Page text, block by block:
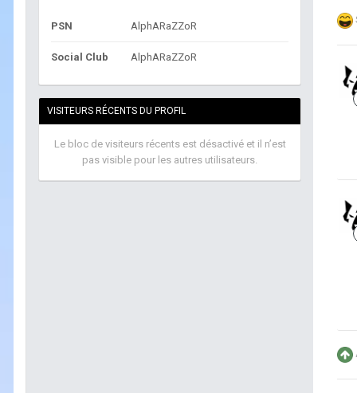
PSN AlphARaZZoR
Social Club AlphARaZZoR
VISITEURS RÉCENTS DU PROFIL
Le bloc de visiteurs récents est désactivé et il n’est
pas visible pour les autres utilisateurs.